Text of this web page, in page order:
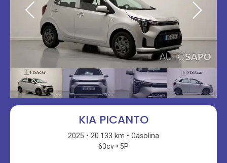
KIA PICANTO
2025 20.133 km
Gasolina
63cv
5P